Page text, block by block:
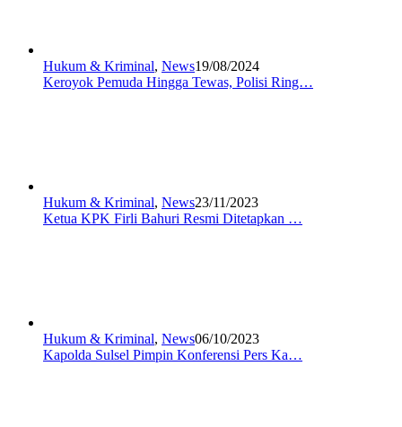
Hukum & Kriminal, News19/08/2024
Keroyok Pemuda Hingga Tewas, Polisi Ring…
Hukum & Kriminal, News23/11/2023
Ketua KPK Firli Bahuri Resmi Ditetapkan …
Hukum & Kriminal, News06/10/2023
Kapolda Sulsel Pimpin Konferensi Pers Ka…